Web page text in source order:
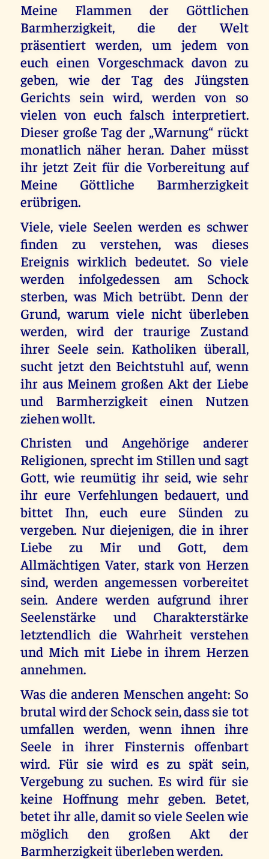
Meine Flammen der Göttlichen
Barmherzigkeit, die der Welt
präsentiert werden, um jedem von
euch einen Vorgeschmack davon zu
geben, wie der Tag des Jüngsten
Gerichts sein wird, werden von so
vielen von euch falsch interpretiert.
Dieser große Tag der „Warnung“ rückt
monatlich näher heran. Daher müsst
ihr jetzt Zeit für die Vorbereitung auf
Meine Göttliche Barmherzigkeit
erübrigen.
Viele, viele Seelen werden es schwer
finden zu verstehen, was dieses
Ereignis wirklich bedeutet. So viele
werden infolgedessen am Schock
sterben, was Mich betrübt. Denn der
Grund, warum viele nicht überleben
werden, wird der traurige Zustand
ihrer Seele sein. Katholiken überall,
sucht jetzt den Beichtstuhl auf, wenn
ihr aus Meinem großen Akt der Liebe
und Barmherzigkeit einen Nutzen
ziehen wollt.
Christen und Angehörige anderer
Religionen, sprecht im Stillen und sagt
Gott, wie reumütig ihr seid, wie sehr
ihr eure Verfehlungen bedauert, und
bittet Ihn, euch eure Sünden zu
vergeben. Nur diejenigen, die in ihrer
Liebe zu Mir und Gott, dem
Allmächtigen Vater, stark von Herzen
sind, werden angemessen vorbereitet
sein. Andere werden aufgrund ihrer
Seelenstärke und Charakterstärke
letztendlich die Wahrheit verstehen
und Mich mit Liebe in ihrem Herzen
annehmen.
Was die anderen Menschen angeht: So
brutal wird der Schock sein, dass sie tot
umfallen werden, wenn ihnen ihre
Seele in ihrer Finsternis offenbart
wird. Für sie wird es zu spät sein,
Vergebung zu suchen. Es wird für sie
keine Hoffnung mehr geben. Betet,
betet ihr alle, damit so viele Seelen wie
möglich den großen Akt der
Barmherzigkeit überleben werden.